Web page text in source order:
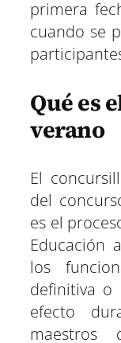
primera
cuando se
Qué es
verano
El
del
es el
Educación
los
definitiva o
efecto
maestros